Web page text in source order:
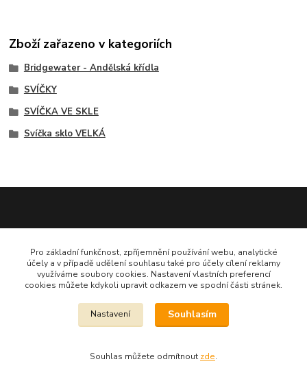
Zboží zařazeno v kategoriích
Bridgewater - Andělská křídla
SVÍČKY
SVÍČKA VE SKLE
Svíčka sklo VELKÁ
Jahodová Veronika
721312944
info@zbozi-darky.cz
Pro základní funkčnost, zpříjemnění používání webu, analytické
účely a v případě udělení souhlasu také pro účely cílení reklamy
využíváme soubory cookies. Nastavení vlastních preferencí
cookies můžete kdykoli upravit odkazem ve spodní části stránek.
Nastavení Souhlasím
Souhlas můžete odmítnout zde.